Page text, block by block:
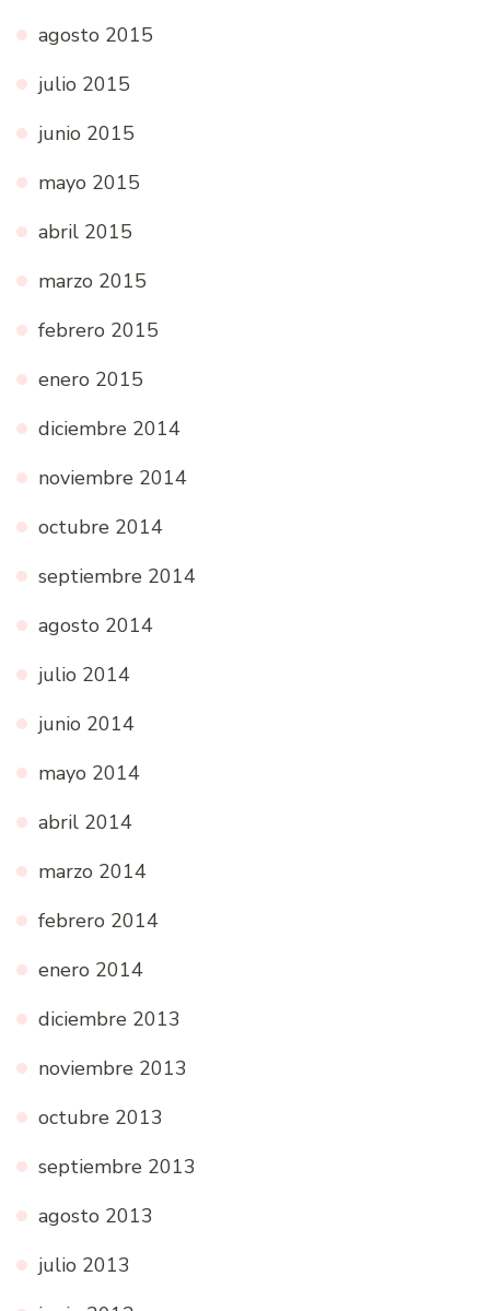
agosto 2015
julio 2015
junio 2015
mayo 2015
abril 2015
marzo 2015
febrero 2015
enero 2015
diciembre 2014
noviembre 2014
octubre 2014
septiembre 2014
agosto 2014
julio 2014
junio 2014
mayo 2014
abril 2014
marzo 2014
febrero 2014
enero 2014
diciembre 2013
noviembre 2013
octubre 2013
septiembre 2013
agosto 2013
julio 2013